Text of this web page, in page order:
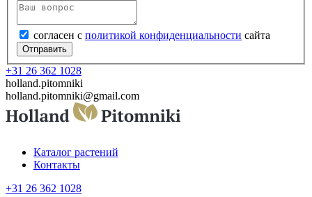
согласен с политикой конфиденциальности сайта
Отправить
+31 26 362 1028
holland.pitomniki
holland.pitomniki@gmail.com
Каталог растений
Контакты
+31 26 362 1028